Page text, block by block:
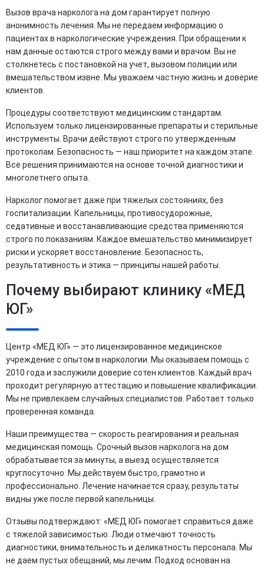
Вызов врача нарколога на дом гарантирует полную
анонимность лечения. Мы не передаем информацию о
пациентах в наркологические учреждения. При обращении к
нам данные остаются строго между вами и врачом. Вы не
столкнетесь с постановкой на учет, вызовом полиции или
вмешательством извне. Мы уважаем частную жизнь и доверие
клиентов.
Процедуры соответствуют медицинским стандартам.
Используем только лицензированные препараты и стерильные
инструменты. Врачи действуют строго по утвержденным
протоколам. Безопасность — наш приоритет на каждом этапе.
Все решения принимаются на основе точной диагностики и
многолетнего опыта.
Нарколог помогает даже при тяжелых состояниях, без
госпитализации. Капельницы, противосудорожные,
седативные и восстанавливающие средства применяются
строго по показаниям. Каждое вмешательство минимизирует
риски и ускоряет восстановление. Безопасность,
результативность и этика — принципы нашей работы.
Почему выбирают клинику «МЕД
ЮГ»
Центр «МЕД ЮГ» — это лицензированное медицинское
учреждение с опытом в наркологии. Мы оказываем помощь с
2010 года и заслужили доверие сотен клиентов. Каждый врач
проходит регулярную аттестацию и повышение квалификации.
Мы не привлекаем случайных специалистов. Работает только
проверенная команда.
Наши преимущества — скорость реагирования и реальная
медицинская помощь. Срочный вызов нарколога на дом
обрабатывается за минуты, а выезд осуществляется
круглосуточно. Мы действуем быстро, грамотно и
профессионально. Лечение начинается сразу, результаты
видны уже после первой капельницы.
Отзывы подтверждают: «МЕД ЮГ» помогает справиться даже
с тяжелой зависимостью. Люди отмечают точность
диагностики, внимательность и деликатность персонала. Мы
не даем пустых обещаний, мы лечим. Подход основан на